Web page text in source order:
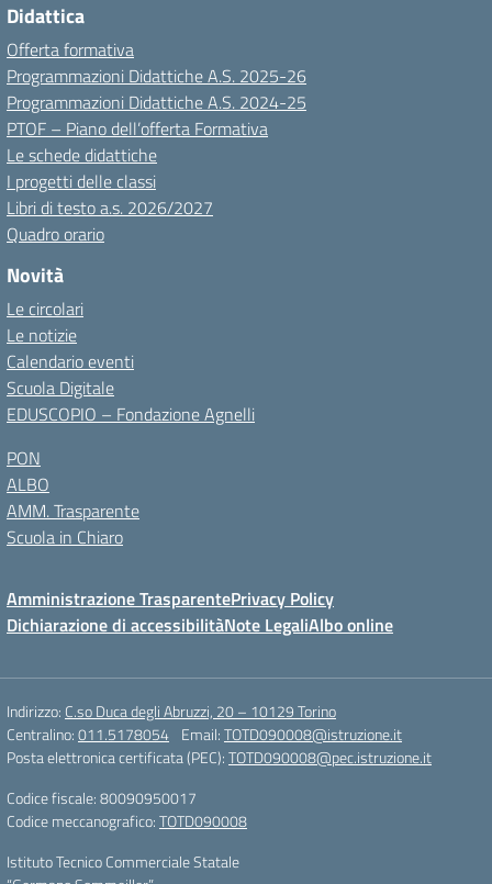
Didattica
Offerta formativa
Programmazioni Didattiche A.S. 2025-26
Programmazioni Didattiche A.S. 2024-25
PTOF – Piano dell’offerta Formativa
Le schede didattiche
I progetti delle classi
Libri di testo a.s. 2026/2027
Quadro orario
Novità
Le circolari
Le notizie
Calendario eventi
Scuola Digitale
EDUSCOPIO – Fondazione Agnelli
PON
ALBO
AMM. Trasparente
Scuola in Chiaro
Amministrazione TrasparentePrivacy Policy
Dichiarazione di accessibilitàNote LegaliAlbo online
Indirizzo: C.so Duca degli Abruzzi, 20 – 10129 Torino
Centralino:011.5178054 Email:TOTD090008@istruzione.it
Posta elettronica certificata (PEC):TOTD090008@pec.istruzione.it
Codice fiscale: 80090950017
Codice meccanografico:TOTD090008
Istituto Tecnico Commerciale Statale